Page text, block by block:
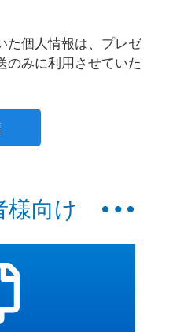
た個人情報は、プレゼ
のみに利用させていた
様向け